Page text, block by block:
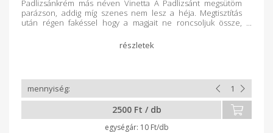
Padlizsánkrém más néven Vinetta A Padlizsánt megsütöm
parázson, addig míg szenes nem lesz a héja. Megtisztítás
után régen fakéssel hogy a magjait ne roncsoljuk össze,
dúsítjuk. Összetevők: Házi tojásnak a sárgája,
mustár, napraforgó olaj, só, bors, vöröshagyma. Kedves
előtt tartva, nincs hő kezelve és nincs benne tartósítószer.
Szavatossági ideje kézhezvételtől számítva 1 hét. Utána az
élvezeti értéke csökken. Amikor megkapta az üveg
padlizsánkrémünket tegye hűtőszekrénybe és napokon
belül fogyassza el! Jó étvágyat kívánunk Kalotaszeg ízei
2500 Ft / db
10 Ft/db